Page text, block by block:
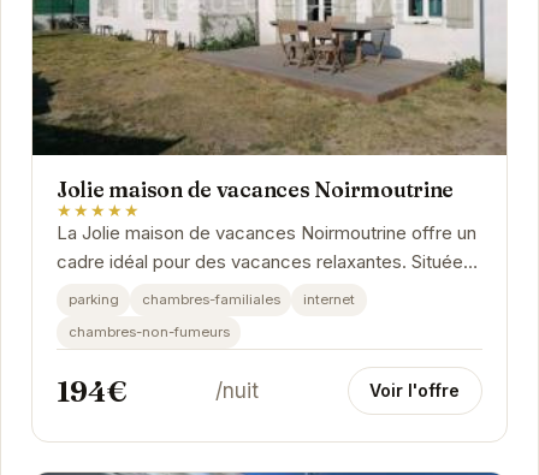
Jolie maison de vacances Noirmoutrine
★★★★★
La Jolie maison de vacances Noirmoutrine offre un
cadre idéal pour des vacances relaxantes. Située
dans un quartier calme, elle dispose de tout le...
parking chambres-familiales
internet
chambres-non-fumeurs
194€ /nuit Voir l'offre